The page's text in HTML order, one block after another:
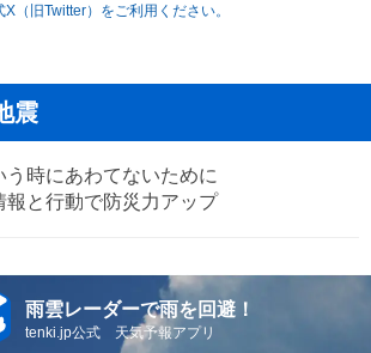
（旧Twitter）をご利用ください。
震
う時にあわてないために
報と行動で防災力アップ
雨雲レーダーで雨を回避！
tenki.jp公式 天気予報アプリ